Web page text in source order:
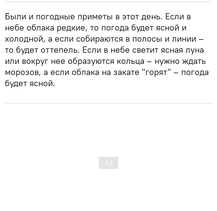
Были и погодные приметы в этот день. Если в
небе облака редкие, то погода будет ясной и
холодной, а если собираются в полосы и линии –
то будет оттепель. Если в небе светит ясная луна
или вокруг нее образуются кольца – нужно ждать
морозов, а если облака на закате "горят" – погода
будет ясной.